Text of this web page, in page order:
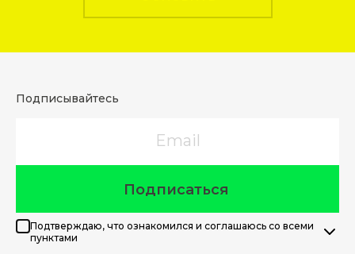
Подписывайтесь
Подписаться
Подтверждаю, что ознакомился и соглашаюсь со всеми
пунктами